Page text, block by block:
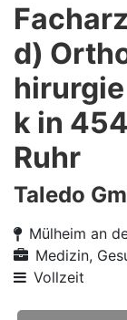
d)
k in
Ruhr
Taledo
Mülheim an
Medizin,
Vollzeit